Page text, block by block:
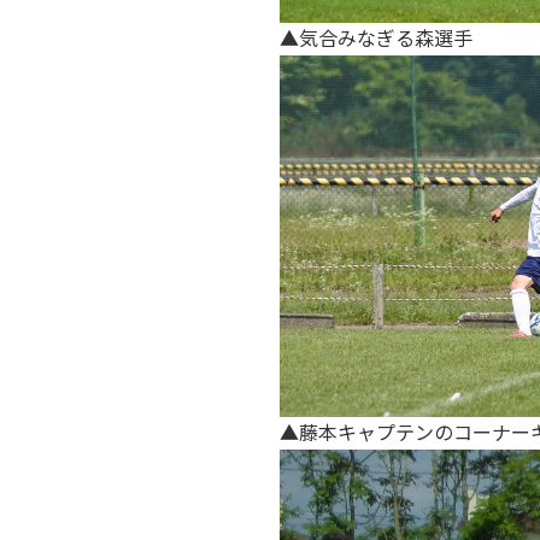
▲気合みなぎる森選手
▲藤本キャプテンのコーナー